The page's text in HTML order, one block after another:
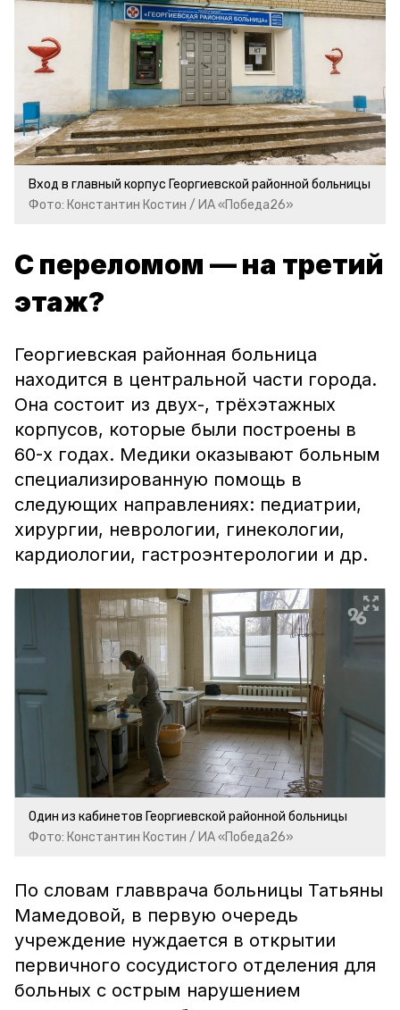
Вход в главный корпус Георгиевской районной больницы
Фото: Константин Костин / ИА «Победа26»
С переломом — на третий
этаж?
Георгиевская районная больница
находится в центральной части города.
Она состоит из двух-, трёхэтажных
корпусов, которые были построены в
60-х годах. Медики оказывают больным
специализированную помощь в
следующих направлениях: педиатрии,
хирургии, неврологии, гинекологии,
кардиологии, гастроэнтерологии и др.
Один из кабинетов Георгиевской районной больницы
Фото: Константин Костин / ИА «Победа26»
По словам главврача больницы Татьяны
Мамедовой, в первую очередь
учреждение нуждается в открытии
первичного сосудистого отделения для
больных с острым нарушением